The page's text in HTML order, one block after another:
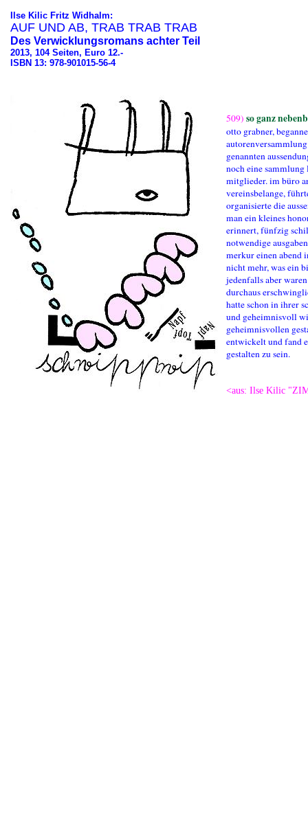
Ilse Kilic Fritz Widhalm:
AUF UND AB, TRAB TRAB TRAB
Des Verwicklungsromans achter Teil
2013, 104 Seiten, Euro 12.-
ISBN 13: 978-901015-56-4
509) so ganz
otto grabner,
genannten
noch eine
mitglieder. im büro
vereinsbelange,
organisierte die
man ein kleines
erinnert, fünfzig
notwendige
merkur einen abend
nicht mehr, was ein
jedenfalls aber
durchaus
hatte schon in ihrer
und geheimnisvoll
geheimnisvollen
entwickelt und fand
gestalten zu sein.
<aus: Ilse Kilic